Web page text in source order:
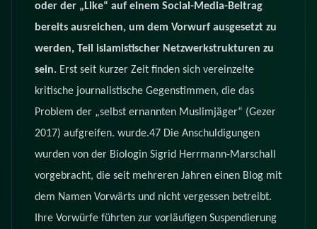
oder der „Like“ auf einem Social-Media-Beitrag
bereits ausreichen, um dem Vorwurf ausgesetzt zu
werden, Teil islamistischer Netzwerkstrukturen zu
sein. Erst seit kurzer Zeit finden sich vereinzelte
kritische journalistische Gegenstimmen, die das
Problem der „selbst ernannten Muslimjäger“ (Gezer
2017) aufgreifen. wurde.47 Die Anschuldigungen
wurden von der Biologin Sigrid Herrmann-Marschall
vorgebracht, die seit mehreren Jahren einen Blog mit
dem Namen Vorwärts und nicht vergessen betreibt.
Ihre Vorwürfe führten zur vorläufigen Suspendierung